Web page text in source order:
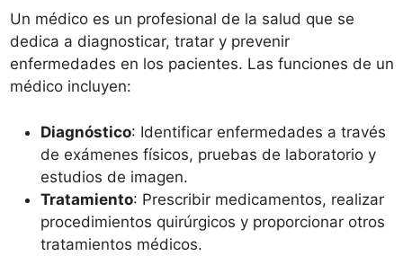
Un médico es un profesional de la salud que se
dedica a diagnosticar, tratar y prevenir
enfermedades en los pacientes. Las funciones de un
médico incluyen:
Diagnóstico: Identificar enfermedades a través
de exámenes físicos, pruebas de laboratorio y
estudios de imagen.
Tratamiento: Prescribir medicamentos, realizar
procedimientos quirúrgicos y proporcionar otros
tratamientos médicos.